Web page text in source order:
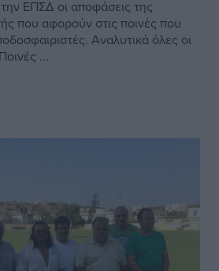
ΕΠΣΔ οι αποφάσεις της
που αφορούν στις ποινές που
Αναλυτικά όλες οι
...